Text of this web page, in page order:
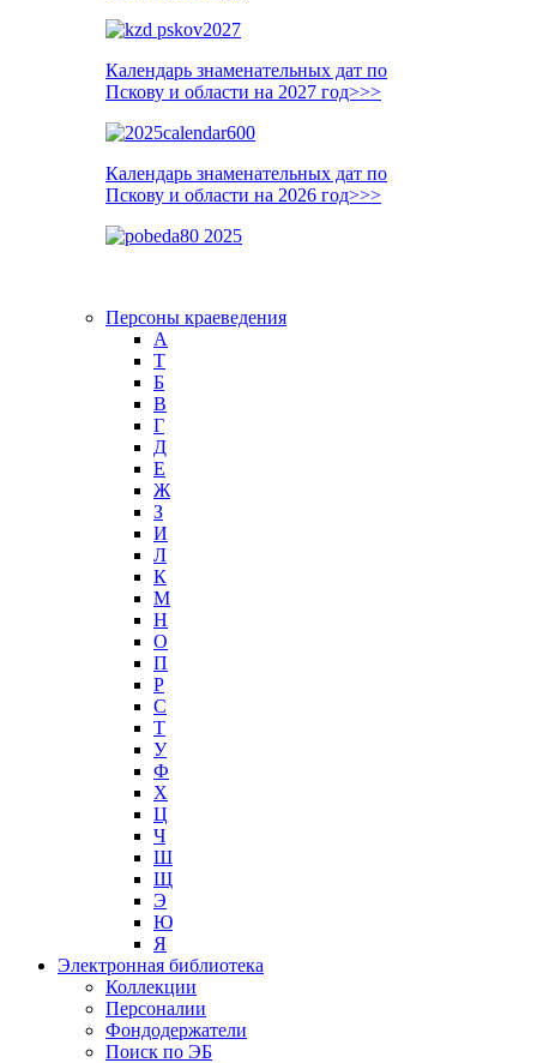
Календарь знаменательных дат по
Пскову и области на 2027 год>>>
Календарь знаменательных дат по
Пскову и области на 2026 год>>>
Персоны краеведения
А
T
Б
В
Г
Д
Е
Ж
З
И
Л
К
М
Н
О
П
Р
С
Т
У
Ф
Х
Ц
Ч
Ш
Щ
Э
Ю
Я
Электронная библиотека
Коллекции
Персоналии
Фондодержатели
Поиск по ЭБ